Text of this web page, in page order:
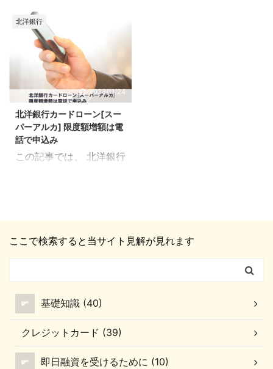
アルカ] 追加融資を受け
る方法と注意点 という内
容をお届けしていきま
す。 スーパーアルカは限
度額の範囲内で、 繰り返
し追加融資を受けること
ができます。 追加融資を
受ける方法 限度額と金利
追加融資を受ける時の注
意点 これらについてまと
めました。 北洋銀行カー
や全国のコンビニATMか
ーパーアルカの専用 ...
ーパーアルカの返済日は
ます。 （休業日の場合は
北洋銀行
2023/11/24
北洋銀行カードローン[スー
パーアルカ] 限度額増額は電
話で申込み
この記事では、 北洋銀行
ルカ]は、 保証会社の審
ーパーアルカの保証会社
限度額増額に欠かせない
ポイント この3点を確認
していきます。 北洋銀行
カードローン[スーパー
ここで検索すると当サイト見解が見れます
基礎知識 (40)
クレジットカード (39)
即日融資を受けるために (10)